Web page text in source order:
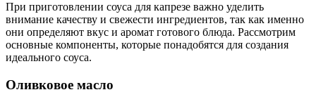
При приготовлении соуса для капрезе важно уделить
внимание качеству и свежести ингредиентов, так как именно
они определяют вкус и аромат готового блюда. Рассмотрим
основные компоненты, которые понадобятся для создания
идеального соуса.
Оливковое масло